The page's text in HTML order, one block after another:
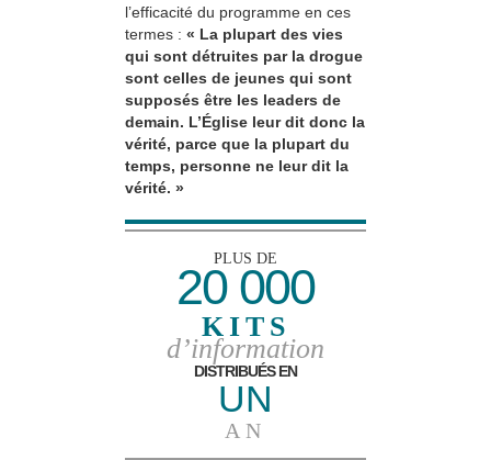
l’efficacité du programme en ces
termes : « La plupart des vies
qui sont détruites par la drogue
sont celles de jeunes qui sont
supposés être les leaders de
demain. L’Église leur dit donc la
vérité, parce que la plupart du
temps, personne ne leur dit la
vérité. »
PLUS DE
20 000
KITS
d’information
DISTRIBUÉS EN
UN
AN